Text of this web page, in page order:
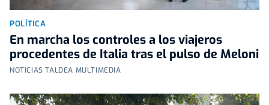
POLÍTICA
En marcha los controles a los viajeros
procedentes de Italia tras el pulso de Meloni
NOTICIAS TALDEA MULTIMEDIA